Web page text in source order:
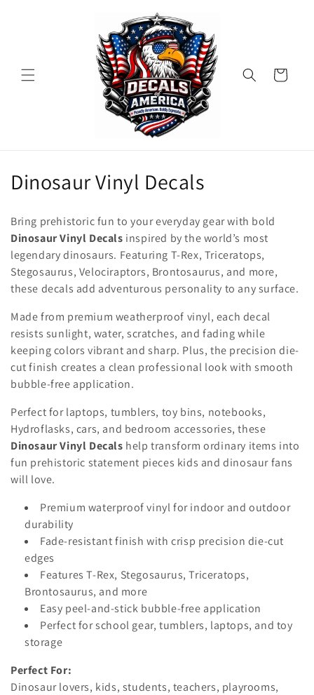
Carrito
C
l
e
c
c
i
ó
:
Dinosaur Vinyl Decals
Bring prehistoric fun to your everyday gear with bold
Dinosaur Vinyl Decals inspired by the world’s most
legendary dinosaurs. Featuring T-Rex, Triceratops,
Stegosaurus, Velociraptors, Brontosaurus, and more,
these decals add adventurous personality to any surface.
Made from premium weatherproof vinyl, each decal
resists sunlight, water, scratches, and fading while
keeping colors vibrant and sharp. Plus, the precision die-
cut finish creates a clean professional look with smooth
bubble-free application.
Perfect for laptops, tumblers, toy bins, notebooks,
Hydroflasks, cars, and bedroom accessories, these
Dinosaur Vinyl Decals help transform ordinary items into
fun prehistoric statement pieces kids and dinosaur fans
will love.
Premium waterproof vinyl for indoor and outdoor
durability
Fade-resistant finish with crisp precision die-cut
edges
Features T-Rex, Stegosaurus, Triceratops,
Brontosaurus, and more
Easy peel-and-stick bubble-free application
Perfect for school gear, tumblers, laptops, and toy
storage
Perfect For:
Dinosaur lovers, kids, students, teachers, playrooms,